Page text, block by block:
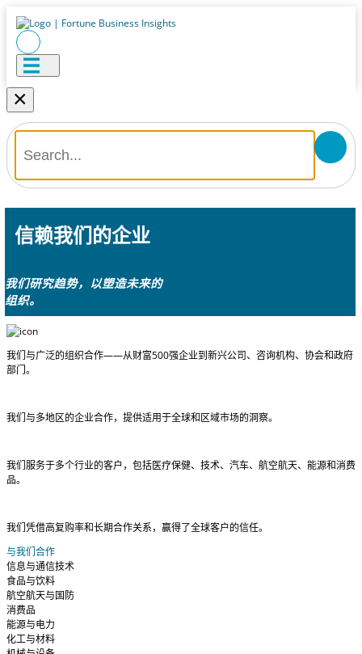
×
信赖我们的企业
我们研究趋势，以塑造未来的
组织。
我们与广泛的组织合作——从财富500强企业到新兴公司、咨询机构、协会和政府
部门。
我们与多地区的企业合作，提供适用于全球和区域市场的洞察。
我们服务于多个行业的客户，包括医疗保健、技术、汽车、航空航天、能源和消费
品。
我们凭借高复购率和长期合作关系，赢得了全球客户的信任。
与我们合作
信息与通信技术
食品与饮料
航空航天与国防
消费品
能源与电力
化工与材料